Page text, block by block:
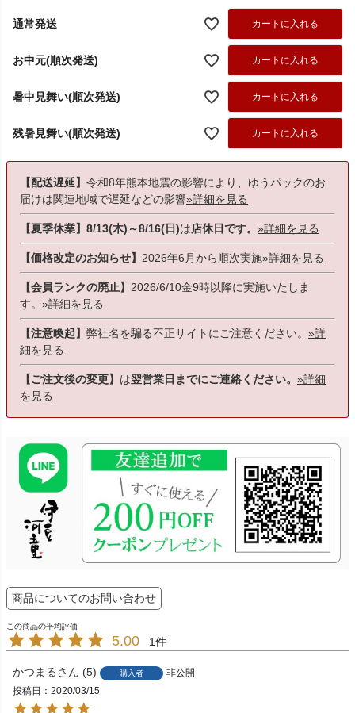
通常発送 カートに入れる
お中元(順次発送) カートに入れる
暑中見舞い(順次発送) カートに入れる
残暑見舞い(順次発送) カートに入れる
【配送遅延】 令和8年熊本地震の影響により、ゆうパックのお
届けは関連地域で遅延などの影響»詳細を見る
【夏季休業】8/13(木)～8/16(日)は店休日です。 »詳細を見る
【価格改定のお知らせ】 2026年6月から順次実施»詳細を見る
【会員ランクの廃止】 2026/6/10金9時以降に実施いたしま
す。 »詳細を見る
【注意喚起】 弊社名を騙る不正サイトにご注意ください。 »詳
細を見る
【ご注文後の変更】 は翌営業日までにご連絡ください。 »詳細
を見る
商品についてのお問い合わせ
5.00 1
かつまる 5 購入者
非公開
投稿日
2020/03/15